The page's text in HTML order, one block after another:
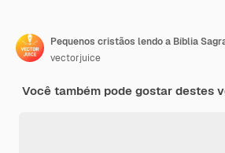
vectorjuice
Você também pode gostar destes